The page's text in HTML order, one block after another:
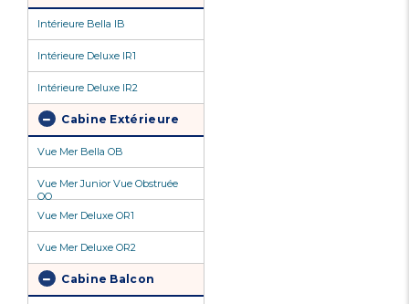
Intérieure Bella IB
Intérieure Deluxe IR1
Intérieure Deluxe IR2
Cabine Extérieure
Vue Mer Bella OB
Vue Mer Junior Vue Obstruée
OO
Vue Mer Deluxe OR1
Vue Mer Deluxe OR2
Cabine Balcon